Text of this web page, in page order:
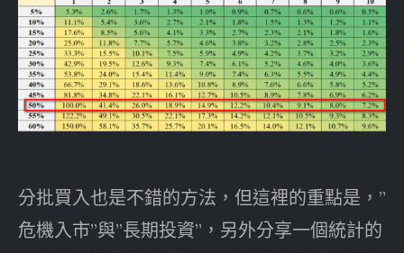
分批買入也是不錯的方法，但這裡的重點是，”
危機入市”與”長期投資”，另外分享一個統計的